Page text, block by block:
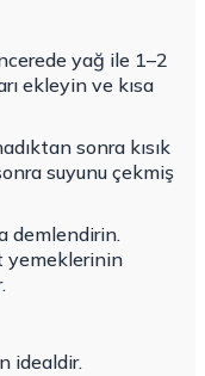
yağ ile 1–2
ekleyin ve kısa
sonra kısık
suyunu çekmiş
demlendirin.
yemeklerinin
idealdir.